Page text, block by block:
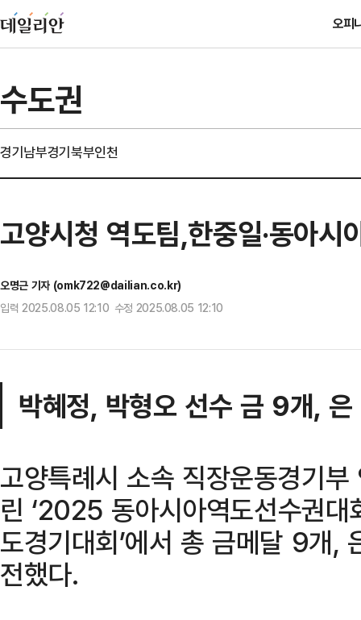
오피
수도권
경기남부경기북부인천
고양시청 역도팀,한중일·동아시
오명근 기자 (omk722@dailian.co.kr)
입력 2025.08.05 12:10 수정 2025.08.05 12:10
박혜정, 박형오 선수 금 9개,
고양특례시 소속 직장운동경기
린 ‘2025 동아시아역도선수권대
도경기대회’에서 총 금메달 9개,
전했다.